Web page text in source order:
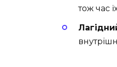
тож час